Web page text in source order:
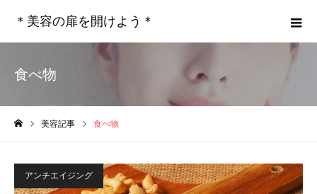
＊美容の扉を開けよう＊
食べ物
美容記事 食べ物
アンチエイジング